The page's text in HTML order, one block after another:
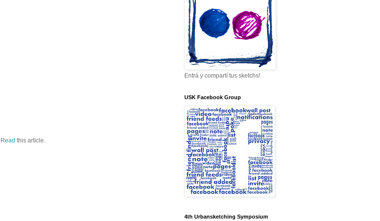
Read this article.
Entrá y compartí tus sketchs!
USK Facebook Group
4th Urbansketching Symposium